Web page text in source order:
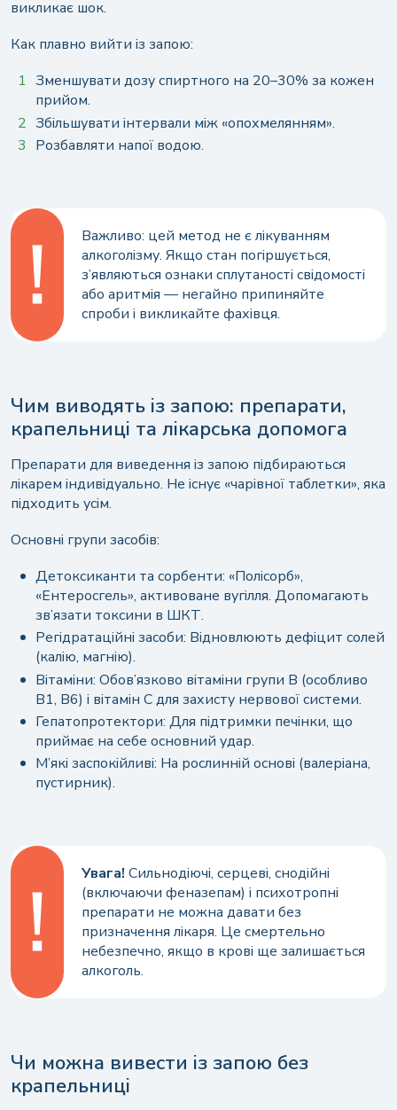
викликає шок.
Как плавно вийти із запою:
Зменшувати дозу спиртного на 20–30% за кожен
прийом.
Збільшувати інтервали між «опохмелянням».
Розбавляти напої водою.
Важливо: цей метод не є лікуванням
алкоголізму. Якщо стан погіршується,
з’являються ознаки сплутаності свідомості
або аритмія — негайно припиняйте
спроби і викликайте фахівця.
Чим виводять із запою: препарати,
крапельниці та лікарська допомога
Препарати для виведення із запою підбираються
лікарем індивідуально. Не існує «чарівної таблетки», яка
підходить усім.
Основні групи засобів:
Детоксиканти та сорбенти: «Полісорб»,
«Ентеросгель», активоване вугілля. Допомагають
зв’язати токсини в ШКТ.
Регідратаційні засоби: Відновлюють дефіцит солей
(калію, магнію).
Вітаміни: Обов’язково вітаміни групи B (особливо
B1, B6) і вітамін C для захисту нервової системи.
Гепатопротектори: Для підтримки печінки, що
приймає на себе основний удар.
М’які заспокійливі: На рослинній основі (валеріана,
пустирник).
Увага! Сильнодіючі, серцеві, снодійні
(включаючи феназепам) і психотропні
препарати не можна давати без
призначення лікаря. Це смертельно
небезпечно, якщо в крові ще залишається
алкоголь.
Чи можна вивести із запою без
крапельниці